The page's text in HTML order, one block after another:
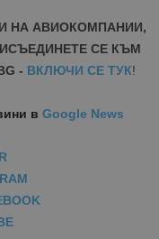
НА АВИОКОМПАНИИ,
СЕ КЪМ
- ВКЛЮЧИ СЕ ТУК!
в Google News